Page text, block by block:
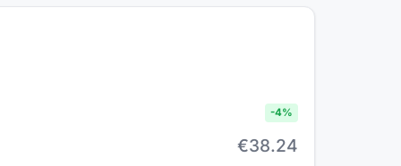
-4%
€38.24